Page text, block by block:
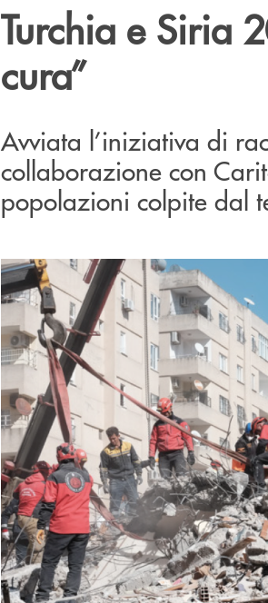
Turchia e Siria
cura”
Avviata l’iniziativa di
collaborazione con
popolazioni colpite dal